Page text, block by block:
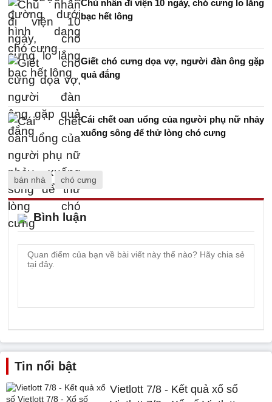
Chủ nhân đi viện 10 ngày, chó cưng lo lắng
bạc hết lông
Giết chó cưng dọa vợ, người đàn ông gặp
quả đắng
Cái chết oan uổng của người phụ nữ nhảy
xuống sông để thử lòng chó cưng
bán nhà chó cưng
Bình luận
Tin nổi bật
Vietlott 7/8 - Kết quả xổ số